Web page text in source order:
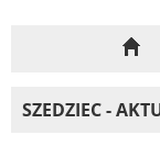
SZEDZIEC -